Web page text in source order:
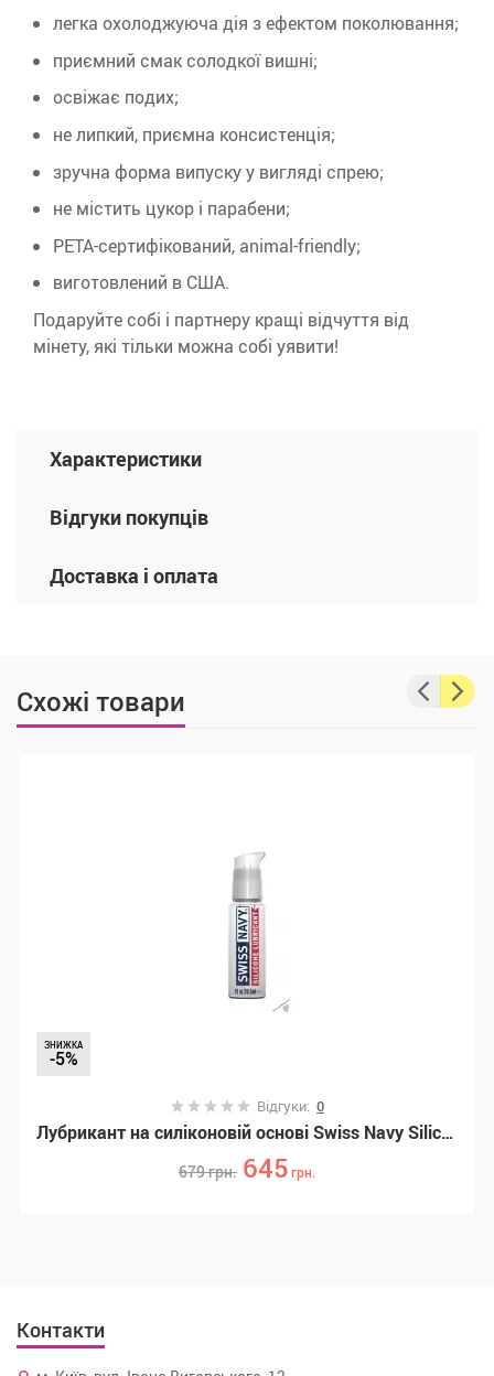
легка охолоджуюча дія з ефектом поколювання;
приємний смак солодкої вишні;
освіжає подих;
не липкий, приємна консистенція;
зручна форма випуску у вигляді спрею;
не містить цукор і парабени;
PETA-сертифікований, animal-friendly;
виготовлений в США.
Подаруйте собі і партнеру кращі відчуття від
мінету, які тільки можна собі уявити!
Характеристики
Відгуки покупців
Доставка і оплата
Схожі товари
ЗНИЖКА
-5%
Відгуки: 0
Лубрикант на силіконовій основі Swiss Navy Silicone, 29,5 мл (SO5658)
679грн. 645грн.
Контакти